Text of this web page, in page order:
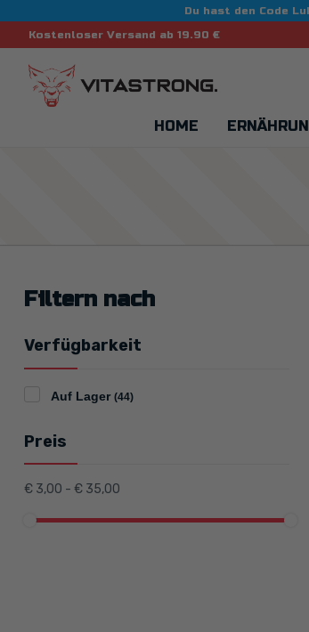
Du hast den Code
Kostenloser Versand ab 19.90 €
HOME
Filtern nach
Verfügbarkeit
Auf Lager (44)
Preis
€ 3,00 - € 35,00